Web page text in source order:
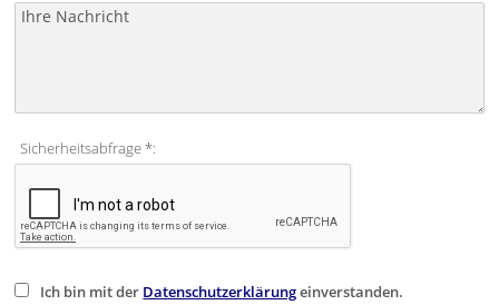
Sicherheitsabfrage *:
Ich bin mit der Datenschutzerklärungeinverstanden.